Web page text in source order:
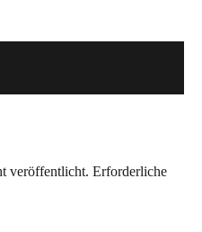
veröffentlicht. Erforderliche